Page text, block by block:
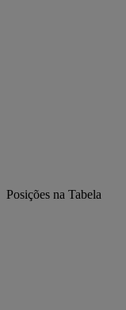
Posições na Tabela